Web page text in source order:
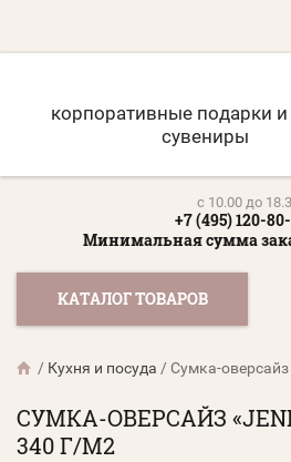
корпоративные подарки и
сувениры
c 10.00 до
+7 (495) 120-
Минимальная сумма
КАТАЛОГ ТОВАРОВ
/ Кухня и посуда /Сумка-оверсайз
СУМКА-ОВЕРСАЙЗ
340 Г/М2